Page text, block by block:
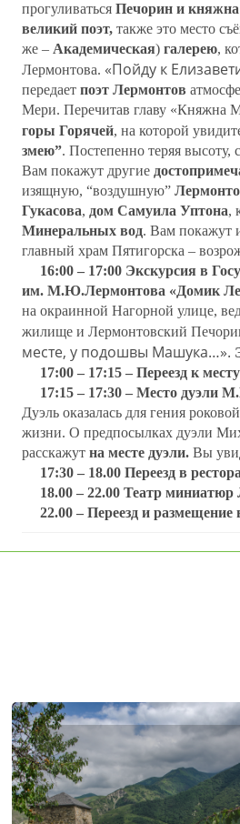
прогуливаться Печорин и
великий поэт, также это место
же – Академическая) галерею,
Лермонтова. «Пойду к
передает поэт Лермонтов
Мери. Перечитав главу «Княжна
горы Горячей, на которой
змею”. Постепенно теряя высоту,
Вам покажут другие
изящную, “воздушную”
Гукасова, дом Самуила Уптона,
Минеральных вод. Вам покажут
главный храм Пятигорска –
16:00 – 17:00 Экскурсия в
им. М.Ю.Лермонтова «Домик
на окраинной Нагорной улице,
жилище и Лермонтовский
месте, у подошвы Машука…».
17:00 – 17:15 – Переезд к
17:15 – 17:30 – Место дуэли
Дуэль оказалась для гения
жизни. О предпосылках дуэли
расскажут на месте дуэли. Вы
17:30 – 18.00 Переезд в
18.00 – 22.00 Театр миниатюр
22.00 – Переезд и размещение